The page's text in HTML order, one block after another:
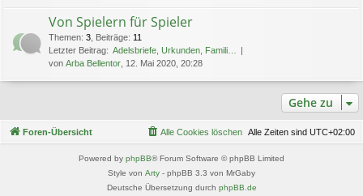
Von Spielern für Spieler
Themen: 3 Beiträge: 11
Letzter Beitrag: Adelsbriefe, Urkunden, Famili…
von Arba Bellentor , 12. Mai 2020, 20:28
Gehe zu
Foren-Übersicht Alle Zeiten sind UTC+02:00
Alle Cookies löschen
Powered by phpBB® Forum Software © phpBB Limited
Style von Arty - phpBB 3.3 von MrGaby
Deutsche Übersetzung durch phpBB.de